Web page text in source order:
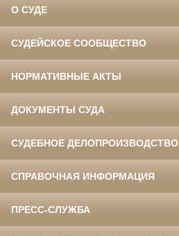
О СУДЕ
СУДЕЙСКОЕ СООБЩЕСТВО
НОРМАТИВНЫЕ АКТЫ
ДОКУМЕНТЫ СУДА
СУДЕБНОЕ ДЕЛОПРОИЗВОДСТВО
СПРАВОЧНАЯ ИНФОРМАЦИЯ
ПРЕСС-СЛУЖБА